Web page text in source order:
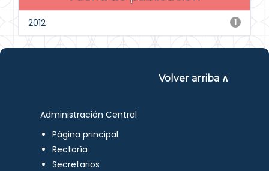
1
2012
Volver arriba ∧
Administración Central
Página principal
Rectoría
Secretarios